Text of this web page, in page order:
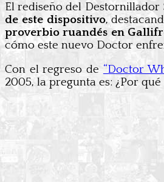
El rediseño del Destornillador
de este dispositivo,
proverbio ruandés en
cómo este nuevo Doctor
Con el regreso de “Doctor
2005, la pregunta es: ¿Por